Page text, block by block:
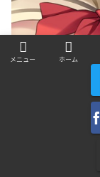
少女ウォーズ:
メニュー ホーム